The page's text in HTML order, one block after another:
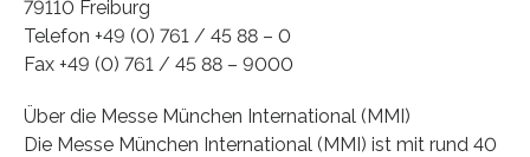
79110 Freiburg
Telefon +49 (0) 761 / 45 88 – 0
Fax +49 (0) 761 / 45 88 – 9000
Über die Messe München International (MMI)
Die Messe München International (MMI) ist mit rund 40